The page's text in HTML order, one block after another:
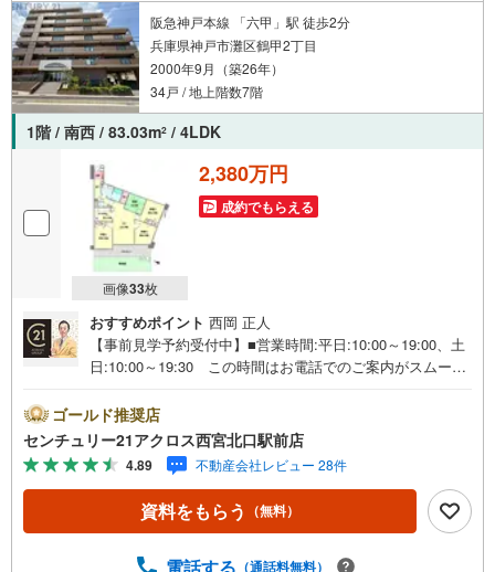
阪急神戸本線 「六甲」駅 徒歩2分
兵庫県神戸市灘区鶴甲2丁目
2000年9月（築26年）
34戸 / 地上階数7階
1階 / 南西 / 83.03m2 / 4LDK
画像33枚
2,380万円
成約でもらえる
おすすめポイント 西岡 正人
【事前見学予約受付中】■営業時間:平日:10:00～19:00、土
日:10:00～19:30 この時間はお電話でのご案内がスムーズ
海まで見える眺望も楽しめます♪部屋数多く、4LDK！広々
とした専用庭付きです。○センチュリー21アクロスグルー
プの3つの特徴○■センチュリー21グループで28年連続No.1
（1997年～2024年兵庫地区仲介実績） 尼崎・伊丹・西
宮・宝塚にて8店舗展開中。阪神間での購入や売却は当店に
お任せ下さい■お客様駐車場、キッズスペース完備 8店舗
す。 お子様連れでもご安心ください。■取り扱い物件多数
ゴールド推奨店
センチュリー21アクロス西宮北口駅前店
4.89 不動産会社レビュー 28件
資料をもらう （無料）
電話する （通話料無料）